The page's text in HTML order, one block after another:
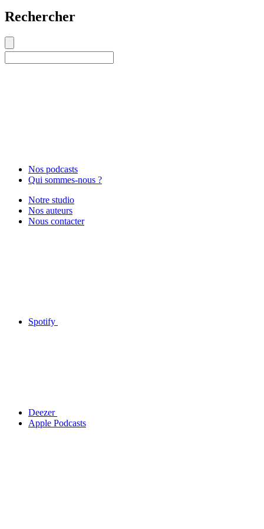
Rechercher
Nos podcasts
Qui sommes-nous ?
Notre studio
Nos auteurs
Nous contacter
Spotify
Deezer
Apple Podcasts